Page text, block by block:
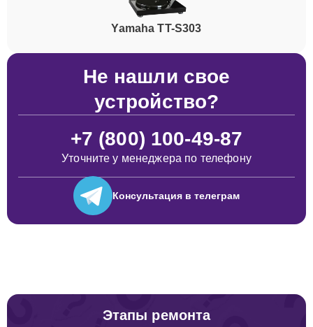
Yamaha TT-S303
Не нашли свое
устройство?
+7 (800) 100-49-87
Уточните у менеджера по телефону
Консультация в телеграм
Этапы ремонта